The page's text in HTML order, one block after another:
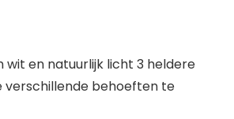
wit en natuurlijk licht 3 heldere
verschillende behoeften te